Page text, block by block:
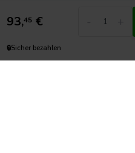
93,45 €
🔒Sicher bezahlen